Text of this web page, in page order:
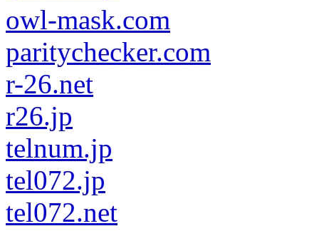
owl-mask.com
paritychecker.com
r-26.net
r26.jp
telnum.jp
tel072.jp
tel072.net